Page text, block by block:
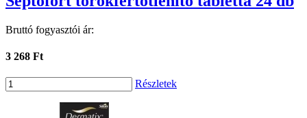
Bruttó fogyasztói ár:
3 268 Ft
Részletek